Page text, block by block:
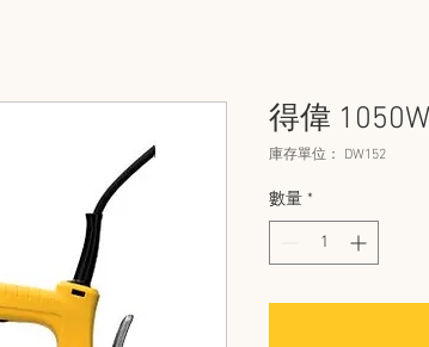
得偉
庫存單位： DW152
數量 *